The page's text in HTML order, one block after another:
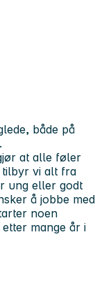
både på
at alle føler
tilbyr vi alt fra
ung eller godt
å jobbe med
noen
mange år i